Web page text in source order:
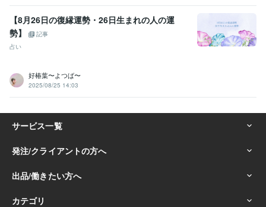
某看護学校卒業 1993年3月 ~ 1997年2月
【8月26日の復縁運勢・26日生まれの人の運
勢】
記事
占い
好椿葉〜よつば〜
2025/08/25 14:03